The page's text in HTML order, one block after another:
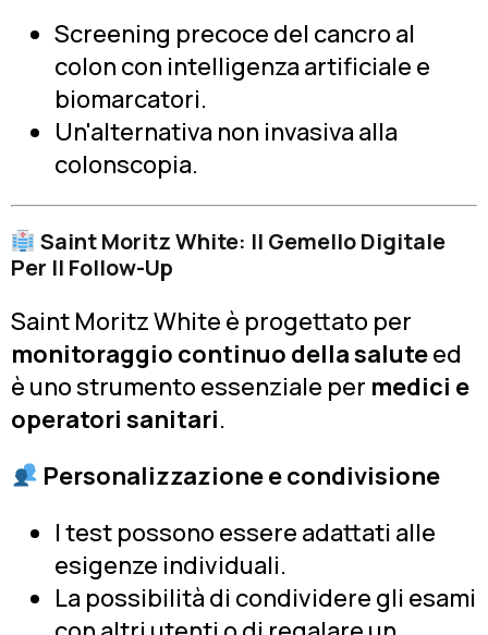
Screening precoce del cancro al
colon con intelligenza artificiale e
biomarcatori.
Un'alternativa non invasiva alla
colonscopia.
Saint Moritz White: Il Gemello Digitale
Per Il Follow-Up
Saint Moritz White è progettato per
monitoraggio continuo della saluteed
è uno strumento essenziale per medici e
operatori sanitari.
Personalizzazione e condivisione
I test possono essere adattati alle
esigenze individuali.
La possibilità di condividere gli esami